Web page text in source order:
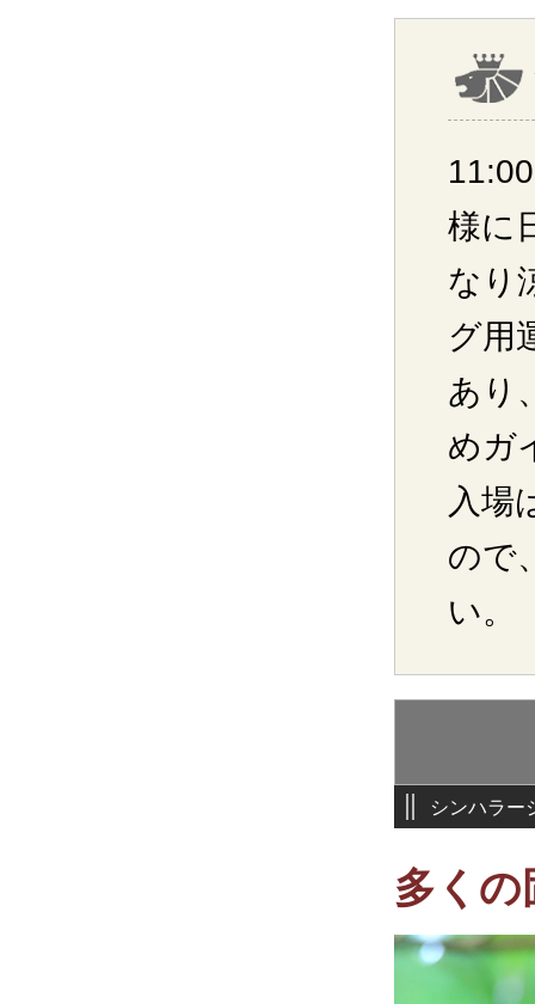
様に
なり
グ用
あり
めガ
入場
ので
い。
シンハラー
多くの